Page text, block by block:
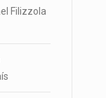
Filizzola